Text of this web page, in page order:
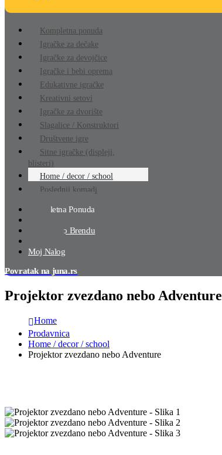
Kompletna ponuda
Igračke za dečake
Igračke za devojčice
Igračke i bebi oprema
Edukativne igračke
Kreativni setovi
Igračke za dvorište
Slagalice / Konstruktori
Društvene igre
Sitne igračke (displeji,
blisteri)
Home / decor / school
Poslednji komadi
Kompletna Ponuda
Pretraga Po Brendu
Moj Nalog
Povratak na juna.rs
Projektor zvezdano nebo Adventure
Home
Prodavnica
Home / decor / school
Projektor zvezdano nebo Adventure